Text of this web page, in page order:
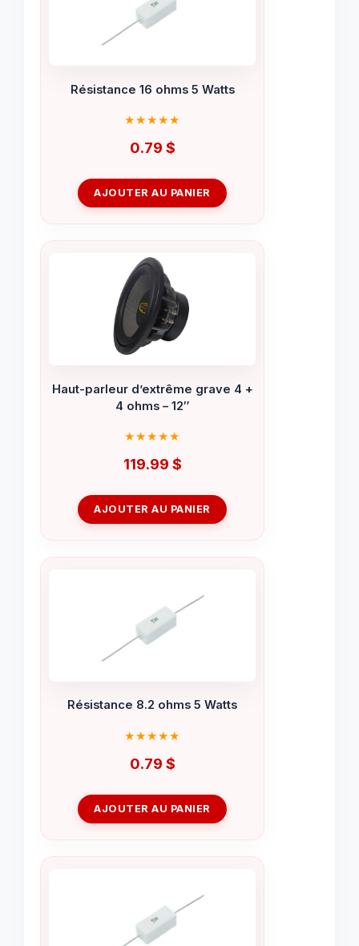
Résistance 16 ohms 5 Watts
0.79 $
AJOUTER AU PANIER
Haut-parleur d’extrême grave 4 +
4 ohms – 12″
119.99 $
AJOUTER AU PANIER
Résistance 8.2 ohms 5 Watts
0.79 $
AJOUTER AU PANIER